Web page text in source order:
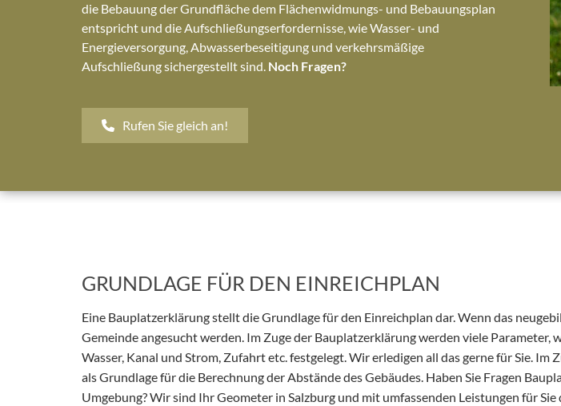
die Bebauung der Grundfläche dem Flächenwidmungs- und Bebauungsplan
entspricht und die Aufschließungserfordernisse, wie Wasser- und
Energieversorgung, Abwasserbeseitigung und verkehrsmäßige
Aufschließung sichergestellt sind. Noch Fragen?
Rufen Sie gleich an!
GRUNDLAGE FÜR DEN EINREICHPLAN
Eine Bauplatzerklärung stellt die Grundlage für den Einreichplan dar. Wenn das
Gemeinde angesucht werden. Im Zuge der Bauplatzerklärung werden viele
Wasser, Kanal und Strom, Zufahrt etc. festgelegt. Wir erledigen all das gerne für Sie.
als Grundlage für die Berechnung der Abstände des Gebäudes. Haben Sie Fragen
Umgebung? Wir sind Ihr Geometer in Salzburg und mit umfassenden Leistungen für Sie